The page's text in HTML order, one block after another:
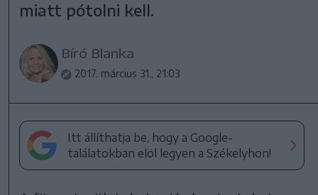
miatt pótolni kell.
Bíró Blanka
2017. március 31., 21:03
Itt állíthatja be, hogy a Google-
találatokban elöl legyen a Székelyhon!